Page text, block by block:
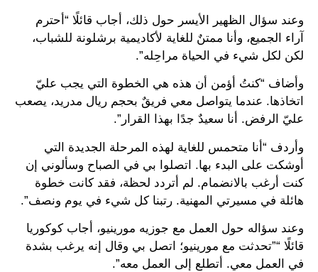
وعند سؤال الظهير الأيسر حول ذلك، أجاب قائلًا “أحترم
آراء الجميع، وأنا ممتنٌ للغاية لأكاديمية برشلونة للشباب،
لكن لكل شيء في الحياة مراحِله”.
وأضاف “كنتُ أؤمن أن هذه هي الخطوة التي يجب عليّ
اتخاذها. عندما يتواصل معي فريقٌ بحجم ريال مدريد، يصعب
عليّ الرفض. أنا سعيدٌ جدًا بهذا القرار”.
وأردف “أنا متحمس للغاية لهذه المرحلة الجديدة التي
أوشكت على البدء بها. اتصلوا بي في الصباح وسألوني إن
كنت أرغب بالانضمام. لم أتردد لحظة، فقد كانت خطوة
هائلة في مسيرتي المهنية. رتبنا كل شيء في يوم ونصف”.
وعند سؤاله حول العمل مع جوزيه مورينيو، أجاب كوكوريا
قائلًا “”تحدثت مع مورينيو؛ اتصل بي وقال إنه يرغب بشدة
في العمل معي. أتطلع إلى العمل معه”.